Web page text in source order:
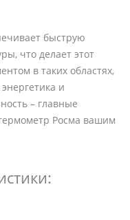
быструю
что делает этот
в таких областях,
и
– главные
Росма вашим